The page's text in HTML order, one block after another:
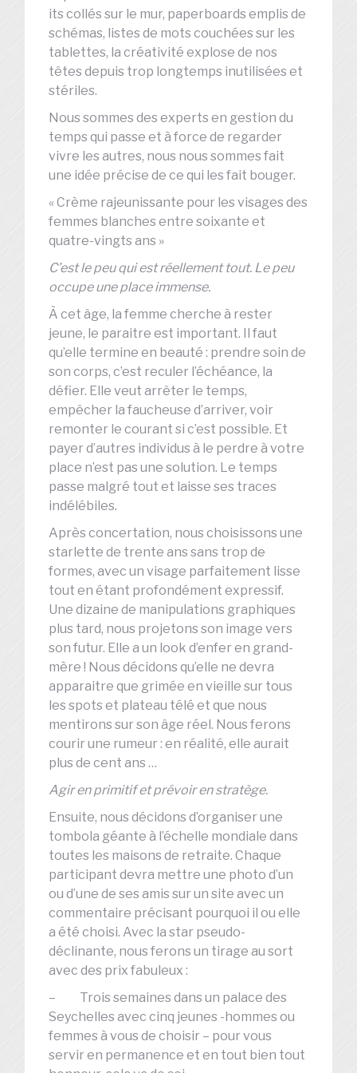
its collés sur le mur, paperboards emplis de
schémas, listes de mots couchées sur les
tablettes, la créativité explose de nos
têtes depuis trop longtemps inutilisées et
stériles.
Nous sommes des experts en gestion du
temps qui passe et à force de regarder
vivre les autres, nous nous sommes fait
une idée précise de ce qui les fait bouger.
« Crème rajeunissante pour les visages des
femmes blanches entre soixante et
quatre-vingts ans »
C’est le peu qui est réellement tout. Le peu
occupe une place immense.
À cet âge, la femme cherche à rester
jeune, le paraitre est important. Il faut
qu’elle termine en beauté : prendre soin de
son corps, c’est reculer l’échéance, la
défier. Elle veut arrêter le temps,
empêcher la faucheuse d’arriver, voir
remonter le courant si c’est possible. Et
payer d’autres individus à le perdre à votre
place n’est pas une solution. Le temps
passe malgré tout et laisse ses traces
indélébiles.
Après concertation, nous choisissons une
starlette de trente ans sans trop de
formes, avec un visage parfaitement lisse
tout en étant profondément expressif.
Une dizaine de manipulations graphiques
plus tard, nous projetons son image vers
son futur. Elle a un look d’enfer en grand-
mère ! Nous décidons qu’elle ne devra
apparaitre que grimée en vieille sur tous
les spots et plateau télé et que nous
mentirons sur son âge réel. Nous ferons
courir une rumeur : en réalité, elle aurait
plus de cent ans …
Agir en primitif et prévoir en stratège.
Ensuite, nous décidons d’organiser une
tombola géante à l’échelle mondiale dans
toutes les maisons de retraite. Chaque
participant devra mettre une photo d’un
ou d’une de ses amis sur un site avec un
commentaire précisant pourquoi il ou elle
a été choisi. Avec la star pseudo-
déclinante, nous ferons un tirage au sort
avec des prix fabuleux :
– Trois semaines dans un palace des
Seychelles avec cinq jeunes -hommes ou
femmes à vous de choisir – pour vous
servir en permanence et en tout bien tout